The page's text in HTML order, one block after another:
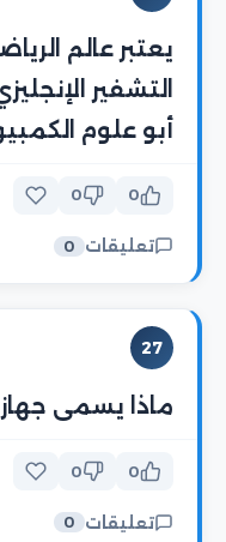
يعتبر عالم
التشفير
أبو علوم
0
0
تعليقات 0
27
ماذا يسمى
0
0
تعليقات 0